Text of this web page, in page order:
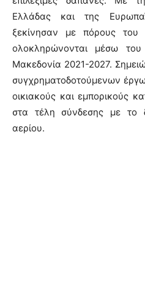
Ελλάδας και της
ξεκίνησαν με πόρους
ολοκληρώνονται μέσω του
Μακεδονία 2021-2027.
συγχρηματοδοτούμενων
οικιακούς και εμπορικούς
στα τέλη σύνδεσης με το
αερίου.